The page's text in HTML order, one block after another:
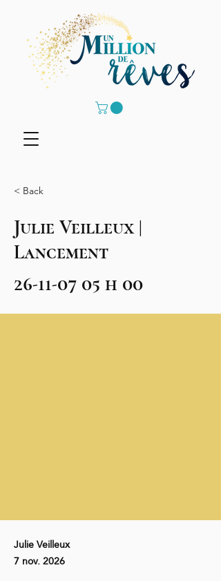
< Back
Julie Veilleux |
Lancement
26-11-07 05 h 00
Julie Veilleux
7 nov. 2026